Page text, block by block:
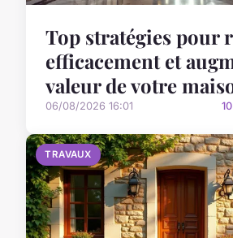
Top stratégies pour
efficacement et
valeur de votre
06/08/2026 16:01
TRAVAUX